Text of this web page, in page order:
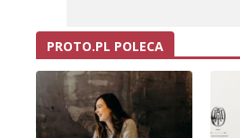
PROTO.PL POLECA